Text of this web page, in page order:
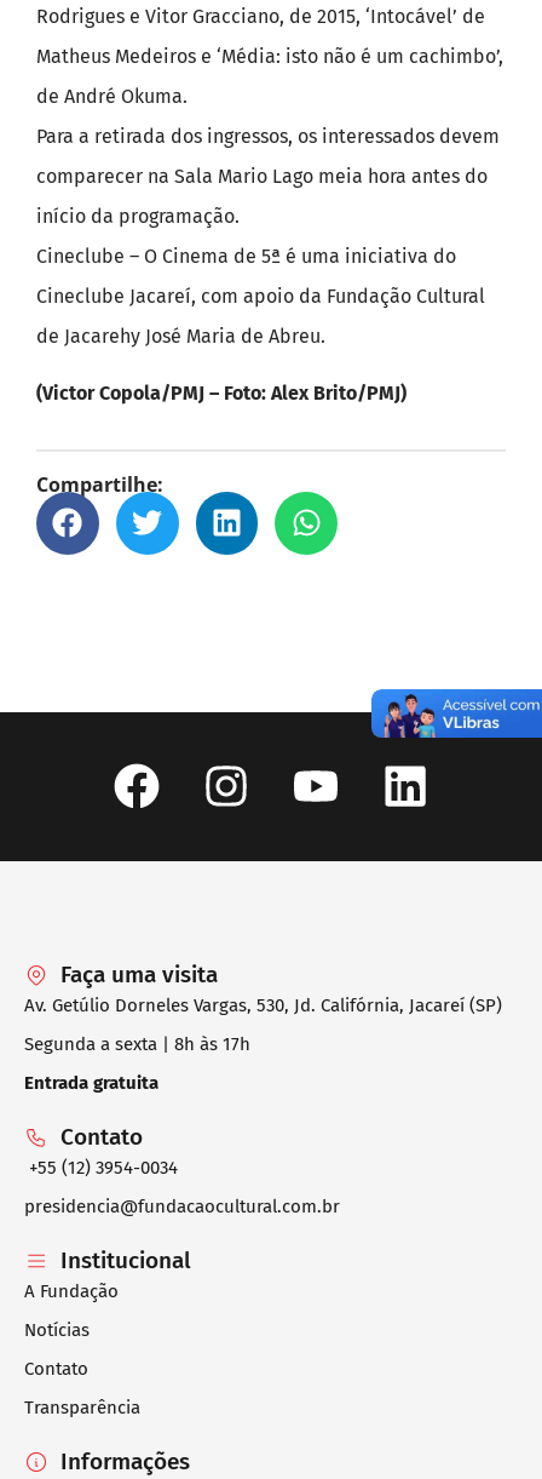
Rodrigues e Vitor Gracciano, de 2015, ‘Intocável’ de
Matheus Medeiros e ‘Média: isto não é um cachimbo’,
de André Okuma.
Para a retirada dos ingressos, os interessados devem
comparecer na Sala Mario Lago meia hora antes do
início da programação.
Cineclube – O Cinema de 5ª é uma iniciativa do
Cineclube Jacareí, com apoio da Fundação Cultural
de Jacarehy José Maria de Abreu.
(Victor Copola/PMJ – Foto: Alex Brito/PMJ)
Compartilhe:
Faça uma visita
Av. Getúlio Dorneles Vargas, 530, Jd. Califórnia, Jacareí (SP)
Segunda a sexta | 8h às 17h
Entrada gratuita
Contato
+55 (12) 3954-0034
presidencia@fundacaocultural.com.br
Institucional
A Fundação
Notícias
Contato
Transparência
Informações